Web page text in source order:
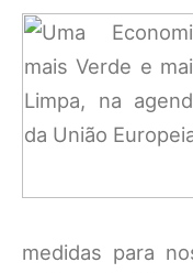
medidas para